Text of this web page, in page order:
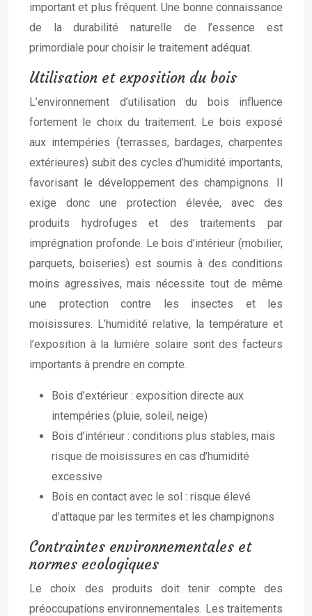
important et plus fréquent. Une bonne connaissance
de la durabilité naturelle de l’essence est
primordiale pour choisir le traitement adéquat.
Utilisation et exposition du bois
L’environnement d’utilisation du bois influence
fortement le choix du traitement. Le bois exposé
aux intempéries (terrasses, bardages, charpentes
extérieures) subit des cycles d’humidité importants,
favorisant le développement des champignons. Il
exige donc une protection élevée, avec des
produits hydrofuges et des traitements par
imprégnation profonde. Le bois d’intérieur (mobilier,
parquets, boiseries) est soumis à des conditions
moins agressives, mais nécessite tout de même
une protection contre les insectes et les
moisissures. L’humidité relative, la température et
l’exposition à la lumière solaire sont des facteurs
importants à prendre en compte.
Bois d’extérieur : exposition directe aux
intempéries (pluie, soleil, neige)
Bois d’intérieur : conditions plus stables, mais
risque de moisissures en cas d’humidité
excessive
Bois en contact avec le sol : risque élevé
d’attaque par les termites et les champignons
Contraintes environnementales et
normes ecologiques
Le choix des produits doit tenir compte des
préoccupations environnementales. Les traitements